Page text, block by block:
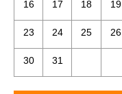
16 17 18 19
23 24 25 26
30 31